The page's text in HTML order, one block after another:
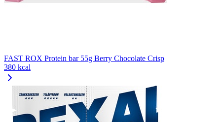
FAST ROX Protein bar 55g Berry Chocolate Crisp
380 kcal